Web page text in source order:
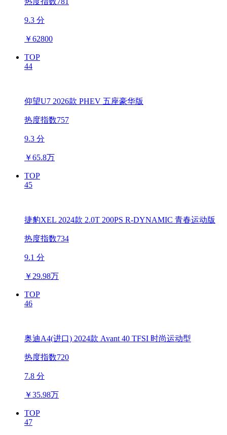
9.3 分
￥62800
TOP
44
仰望U7 2026款 PHEV 五座豪华版
热度指数757
9.3 分
￥65.8万
TOP
45
捷豹XEL 2024款 2.0T 200PS R-DYNAMIC 青春运动版
热度指数734
9.1 分
￥ 29.98万
TOP
46
奥迪A4(进口) 2024款 Avant 40 TFSI 时尚运动型
热度指数720
7.8 分
￥35.98万
TOP
47